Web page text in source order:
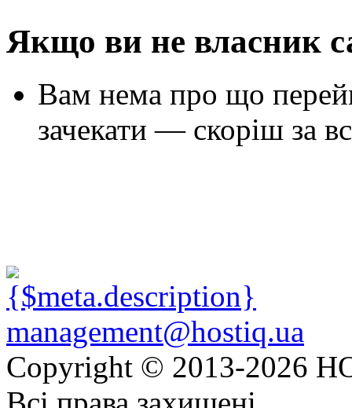
Якщо ви не власник
Вам нема про що
зачекати — скоріш за
management@hostiq.ua
Copyright © 2013-2026